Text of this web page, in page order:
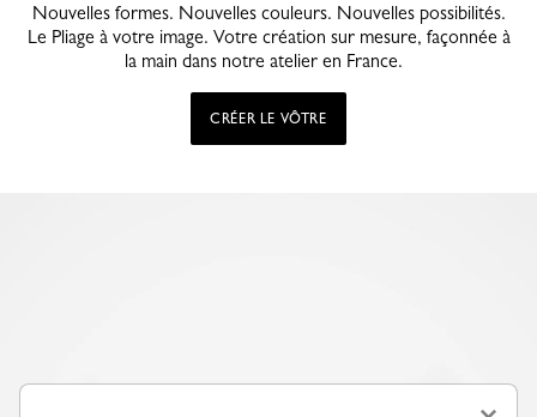
Nouvelles formes. Nouvelles couleurs. Nouvelles possibilités.
Le Pliage à votre image. Votre création sur mesure, façonnée à
la main dans notre atelier en France.
CRÉER LE VÔTRE